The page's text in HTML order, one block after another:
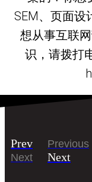
SEM、页面设
想从事互联
识，请拨打
Prev
Previous
Next
Next